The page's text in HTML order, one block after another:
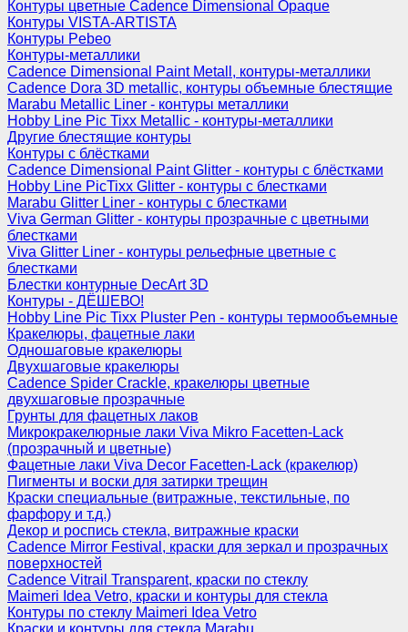
Контуры цветные Cadence Dimensional Opaque
Контуры VISTA-ARTISTA
Контуры Pebeo
Контуры-металлики
Cadence Dimensional Paint Metall, контуры-металлики
Cadence Dora 3D metallic, контуры объемные блестящие
Marabu Metallic Liner - контуры металлики
Hobby Line Pic Tixx Metallic - контуры-металлики
Другие блестящие контуры
Контуры с блёстками
Cadence Dimensional Paint Glitter - контуры с блёстками
Hobby Line PicTixx Glitter - контуры с блестками
Marabu Glitter Liner - контуры с блестками
Viva German Glitter - контуры прозрачные с цветными
блестками
Viva Glitter Liner - контуры рельефные цветные с
блестками
Блестки контурные DecArt 3D
Контуры - ДЁШЕВО!
Hobby Line Pic Tixx Pluster Pen - контуры термообъемные
Кракелюры, фацетные лаки
Одношаговые кракелюры
Двухшаговые кракелюры
Cadence Spider Crackle, кракелюры цветные
двухшаговые прозрачные
Грунты для фацетных лаков
Микрокракелюрные лаки Viva Mikro Facetten-Lack
(прозрачный и цветные)
Фацетные лаки Viva Decor Facetten-Lack (кракелюр)
Пигменты и воски для затирки трещин
Краски специальные (витражные, текстильные, по
фарфору и т.д.)
Декор и роспись стекла, витражные краски
Cadence Mirror Festival, краски для зеркал и прозрачных
поверхностей
Cadence Vitrail Transparent, краски по стеклу
Maimeri Idea Vetro, краски и контуры для стекла
Контуры по стеклу Maimeri Idea Vetro
Краски и контуры для стекла Marabu